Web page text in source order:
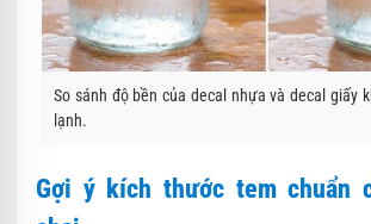
So sánh độ bền của decal nhựa và decal giấy
lạnh.
Gợi ý kích thước tem chuẩn